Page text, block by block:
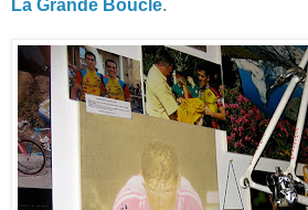
La Grande Boucle.